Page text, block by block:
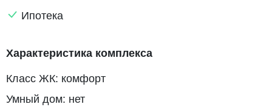
Ипотека
Характеристика комплекса
Класс ЖК: комфорт
Умный дом: нет